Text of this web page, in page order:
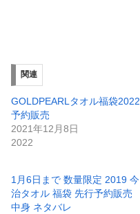
関連
GOLDPEARLタオル福袋2022
予約販売
2021年12月8日
2022
1月6日まで 数量限定 2019 今
治タオル 福袋 先行予約販売
中身 ネタバレ